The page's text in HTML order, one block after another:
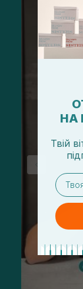
НА
Твій
email